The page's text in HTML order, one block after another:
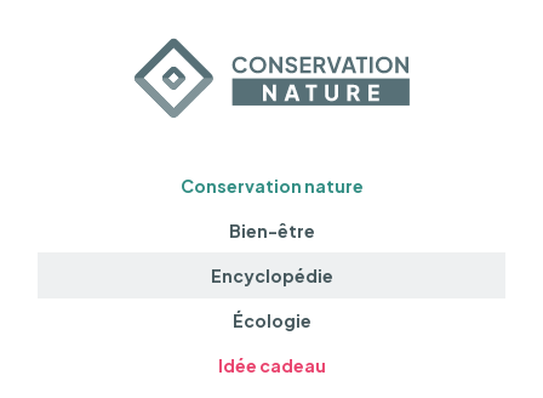
Conservation nature
Bien-être
Encyclopédie
Écologie
Idée cadeau